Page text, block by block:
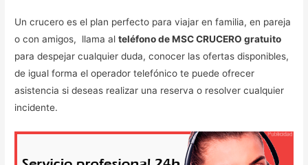
Un crucero es el plan perfecto para viajar en familia, en pareja
o con amigos, llama alteléfono de MSC CRUCERO gratuito
para despejar cualquier duda, conocer las ofertas disponibles,
de igual forma el operador telefónico te puede ofrecer
asistencia si deseas realizar una reserva o resolver cualquier
incidente.